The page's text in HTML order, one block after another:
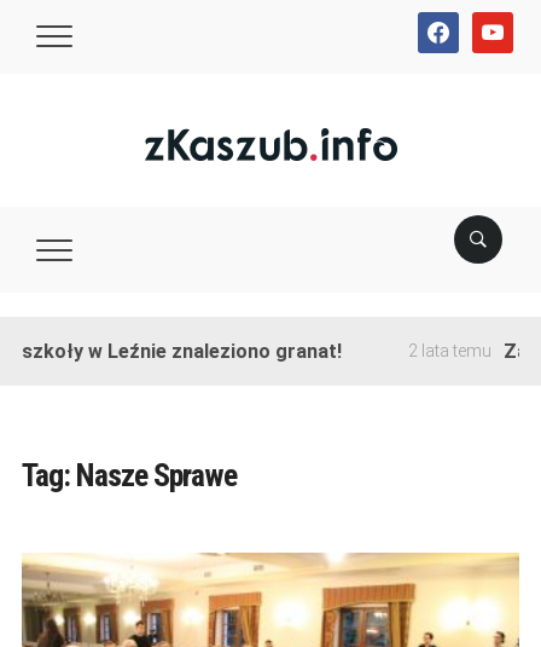
facebookyoutube
szkoły w Leźnie znaleziono granat! 2 lata temu
Tag: Nasze Sprawe